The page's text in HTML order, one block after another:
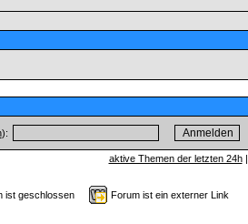
):
aktive Themen der letzten 24h|
ist geschlossen Forum ist ein externer Link